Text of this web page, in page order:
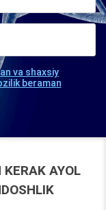
va shaxsiy
beraman
AYOL